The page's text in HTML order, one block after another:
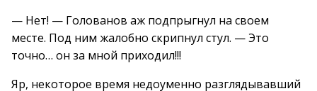
— Нет! — Голованов аж подпрыгнул на своем
месте. Под ним жалобно скрипнул стул. — Это
точно… он за мной приходил!!!
Яр, некоторое время недоуменно разглядывавший